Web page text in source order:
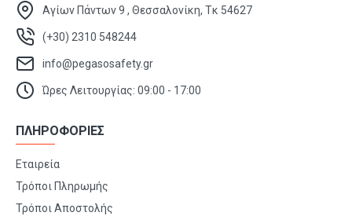
Αγίων Πάντων 9 , Θεσσαλονίκη, Τκ 54627
(+30) 2310 548244
info@pegasosafety.gr
Ώρες Λειτουργίας: 09:00 - 17:00
ΠΛΗΡΟΦΟΡΙΕΣ
Εταιρεία
Τρόποι Πληρωμής
Τρόποι Αποστολής